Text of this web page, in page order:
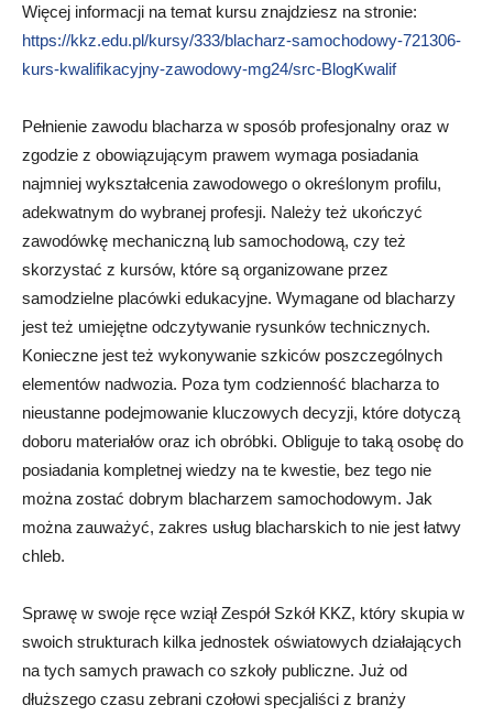
Więcej informacji na temat kursu znajdziesz na stronie:
https://kkz.edu.pl/kursy/333/blacharz-samochodowy-721306-
kurs-kwalifikacyjny-zawodowy-mg24/src-BlogKwalif
Pełnienie zawodu blacharza w sposób profesjonalny oraz w
zgodzie z obowiązującym prawem wymaga posiadania
najmniej wykształcenia zawodowego o określonym profilu,
adekwatnym do wybranej profesji. Należy też ukończyć
zawodówkę mechaniczną lub samochodową, czy też
skorzystać z kursów, które są organizowane przez
samodzielne placówki edukacyjne. Wymagane od blacharzy
jest też umiejętne odczytywanie rysunków technicznych.
Konieczne jest też wykonywanie szkiców poszczególnych
elementów nadwozia. Poza tym codzienność blacharza to
nieustanne podejmowanie kluczowych decyzji, które dotyczą
doboru materiałów oraz ich obróbki. Obliguje to taką osobę do
posiadania kompletnej wiedzy na te kwestie, bez tego nie
można zostać dobrym blacharzem samochodowym. Jak
można zauważyć, zakres usług blacharskich to nie jest łatwy
chleb.
Sprawę w swoje ręce wziął Zespół Szkół KKZ, który skupia w
swoich strukturach kilka jednostek oświatowych działających
na tych samych prawach co szkoły publiczne. Już od
dłuższego czasu zebrani czołowi specjaliści z branży